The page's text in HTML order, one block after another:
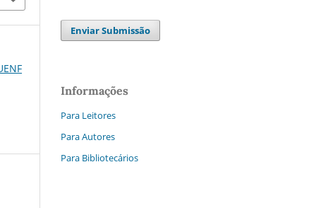
Enviar Submissão
Informações
Para Leitores
Para Autores
Para Bibliotecários